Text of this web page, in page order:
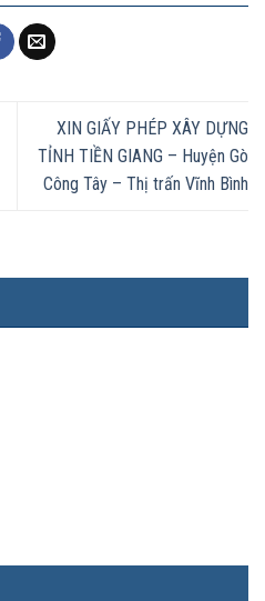
XIN GIẤY PHÉP XÂY DỰNG
TỈNH TIỀN GIANG – Huyện Gò
Công Tây – Thị trấn Vĩnh Bình